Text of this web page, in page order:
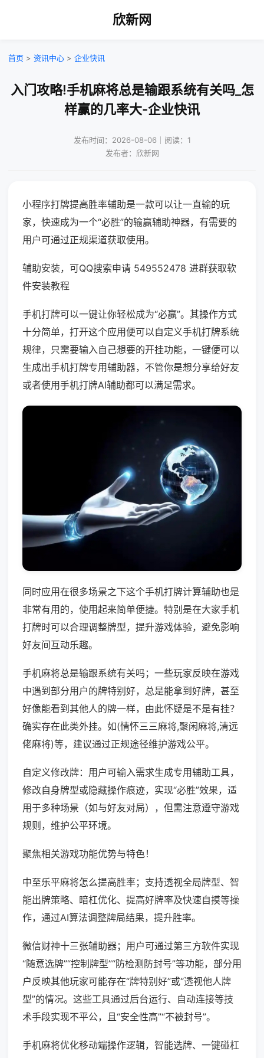
欣新网
首页 > 资讯中心 > 企业快讯
入门攻略!手机麻将总是输跟系统有关吗_怎
样赢的几率大-企业快讯
发布时间：2026-08-06｜阅读：1
发布者：欣新网
小程序打牌提高胜率辅助是一款可以让一直输的玩
家，快速成为一个“必胜”的输赢辅助神器，有需要的
用户可通过正规渠道获取使用。
辅助安装，可QQ搜索申请 549552478 进群获取软
件安装教程
手机打牌可以一键让你轻松成为“必赢”。其操作方式
十分简单，打开这个应用便可以自定义手机打牌系统
规律，只需要输入自己想要的开挂功能，一键便可以
生成出手机打牌专用辅助器，不管你是想分享给好友
或者使用手机打牌AI辅助都可以满足需求。
同时应用在很多场景之下这个手机打牌计算辅助也是
非常有用的，使用起来简单便捷。特别是在大家手机
打牌时可以合理调整牌型，提升游戏体验，避免影响
好友间互动乐趣。
手机麻将总是输跟系统有关吗；一些玩家反映在游戏
中遇到部分用户的牌特别好，总是能拿到好牌，甚至
好像能看到其他人的牌一样，由此怀疑是不是有挂？
确实存在此类外挂。如(情怀三三麻将,聚闲麻将,清远
佬麻将)等，建议通过正规途径维护游戏公平。
自定义修改牌：用户可输入需求生成专用辅助工具，
修改自身牌型或隐藏操作痕迹，实现“必胜”效果，适
用于多种场景（如与好友对局），但需注意遵守游戏
规则，维护公平环境。
聚焦相关游戏功能优势与特色！
中至乐平麻将怎么提高胜率；支持透视全局牌型、智
能出牌策略、暗杠优化、提高好牌率及快速自摸等操
作，通过AI算法调整牌局结果，提升胜率。
微信财神十三张辅助器；用户可通过第三方软件实现
“随意选牌”“控制牌型”“防检测防封号”等功能，部分用
户反映其他玩家可能存在“牌特别好”或“透视他人牌
型”的情况。这些工具通过后台运行、自动连接等技
术手段实现不平公，且“安全性高”“不被封号”。
手机麻将优化移动端操作逻辑，智能选牌、一键碰杠